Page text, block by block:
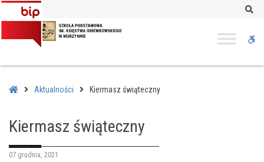
–
Kiermasz
HomeAktualności Kiermasz świąteczny
Kiermasz świąteczny
07 grudnia, 2021